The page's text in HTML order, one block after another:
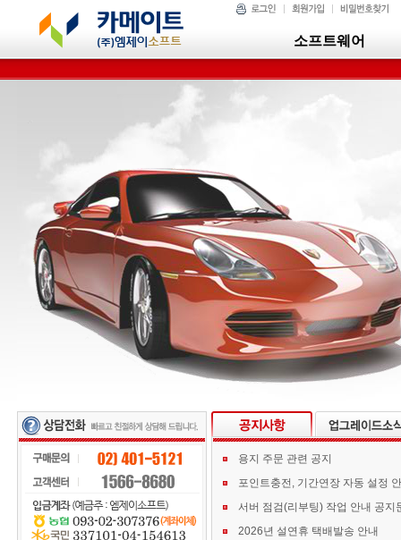
소프트웨어
용지 주문 관련 공지
포인트충전, 기간연장 자동 설정
서버 점검(리부팅) 작업 안내 공지
2026년 설연휴 택배발송 안내